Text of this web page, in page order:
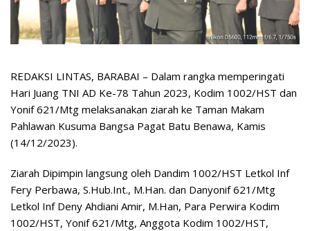
REDAKSI LINTAS, BARABAI – Dalam rangka memperingati
Hari Juang TNI AD Ke-78 Tahun 2023, Kodim 1002/HST dan
Yonif 621/Mtg melaksanakan ziarah ke Taman Makam
Pahlawan Kusuma Bangsa Pagat Batu Benawa, Kamis
(14/12/2023).
Ziarah Dipimpin langsung oleh Dandim 1002/HST Letkol Inf
Fery Perbawa, S.Hub.Int., M.Han. dan Danyonif 621/Mtg
Letkol Inf Deny Ahdiani Amir, M.Han, Para Perwira Kodim
1002/HST, Yonif 621/Mtg, Anggota Kodim 1002/HST,